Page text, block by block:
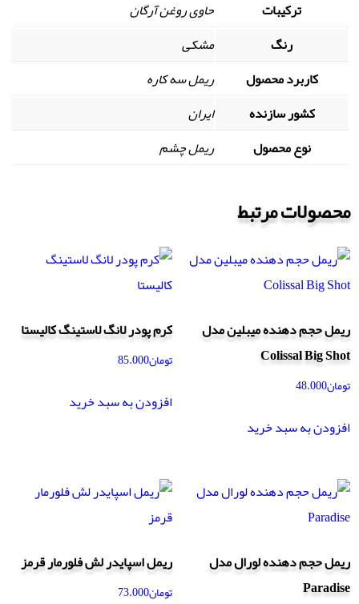
ترکیبات
حاوی روغن آرگان
رنگ
مشکی
کاربرد محصول
ریمل سه کاره
کشور سازنده
ایران
نوع محصول
ریمل چشم
محصولات مرتبط
ریمل حجم دهنده میبلین مدل
Colissal Big Shot
تومان48.000
افزودن به سبد خرید
کرم پودر لانگ لاستینگ کالیستا
تومان85.000
افزودن به سبد خرید
ریمل حجم دهنده لورال مدل
Paradise
ریمل اسپایدر لش فلورمار قرمز
تومان73.000